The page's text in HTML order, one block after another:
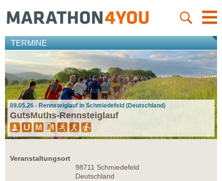
TERMINE
09.05.26 - Rennsteiglauf in Schmiedefeld (Deutschland)
GutsMuths-Rennsteiglauf
Veranstaltungsort
98711 Schmiedefeld
Deutschland